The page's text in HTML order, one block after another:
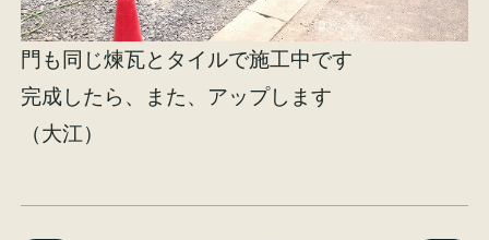
門も同じ煉瓦とタイルで施工中です
完成したら、また、アップします
（大江）